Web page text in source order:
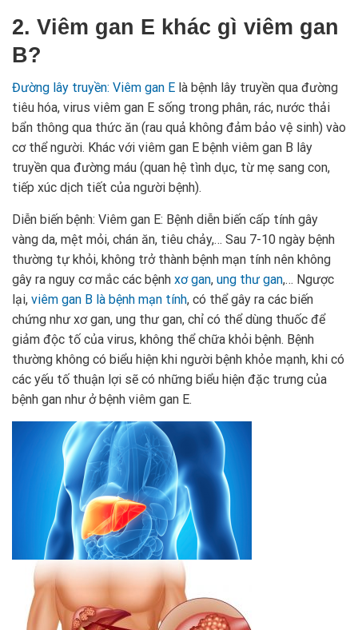
2. Viêm gan E khác gì viêm gan
B?
Đường lây truyền: Viêm gan E là bệnh lây truyền qua đường
tiêu hóa, virus viêm gan E sống trong phân, rác, nước thải
bẩn thông qua thức ăn (rau quả không đảm bảo vệ sinh) vào
cơ thể người. Khác với viêm gan E bệnh viêm gan B lây
truyền qua đường máu (quan hệ tình dục, từ mẹ sang con,
tiếp xúc dịch tiết của người bệnh).
Diễn biến bệnh: Viêm gan E: Bệnh diễn biến cấp tính gây
vàng da, mệt mỏi, chán ăn, tiêu chảy,… Sau 7-10 ngày bệnh
thường tự khỏi, không trở thành bệnh mạn tính nên không
gây ra nguy cơ mắc các bệnh xơ gan, ung thư gan,… Ngược
lại, viêm gan B là bệnh mạn tính, có thể gây ra các biến
chứng như xơ gan, ung thư gan, chỉ có thể dùng thuốc để
giảm độc tố của virus, không thể chữa khỏi bệnh. Bệnh
thường không có biểu hiện khi người bệnh khỏe mạnh, khi có
các yếu tố thuận lợi sẽ có những biểu hiện đặc trưng của
bệnh gan như ở bệnh viêm gan E.